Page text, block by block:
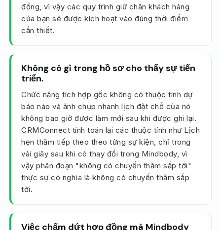
đồng, vì vậy các quy trình giữ chân khách hàng
của bạn sẽ được kích hoạt vào đúng thời điểm
cần thiết.
Không có gì trong hồ sơ cho thấy sự tiến
triển.
Chức năng tích hợp gốc không có thuộc tính dự
báo nào và ảnh chụp nhanh lịch đặt chỗ của nó
không bao giờ được làm mới sau khi được ghi lại.
CRMConnect tính toán lại các thuộc tính như Lịch
hẹn thăm tiếp theo theo từng sự kiện, chỉ trong
vài giây sau khi có thay đổi trong Mindbody, vì
vậy phân đoạn "không có chuyến thăm sắp tới"
thực sự có nghĩa là không có chuyến thăm sắp
tới.
Việc chấm dứt hợp đồng mà Mindbody